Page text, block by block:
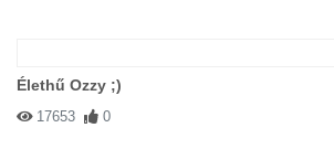
Élethű Ozzy ;)
17653 0